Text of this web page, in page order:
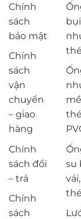
Chính
sách
bảo mật
Chính
sách
vận
chuyển
– giao
hàng
Chính
sách đổi
– trả
Chính
sách
su